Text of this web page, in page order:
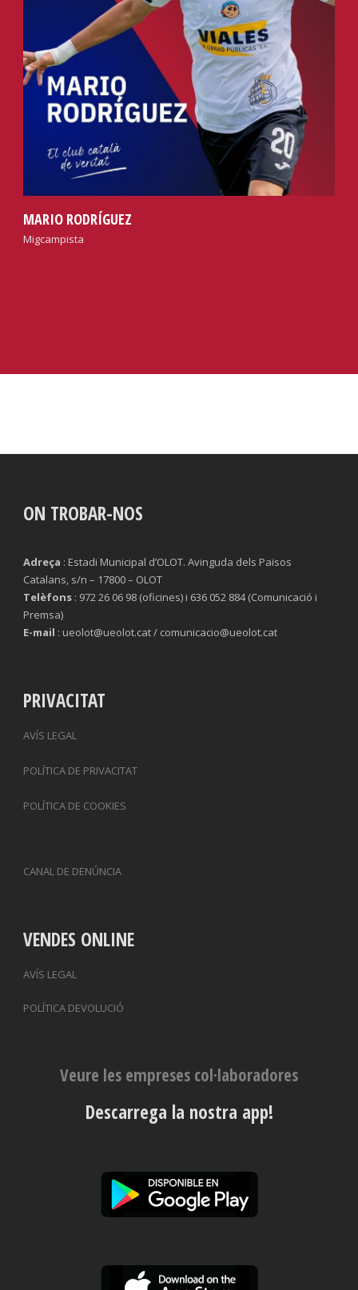
MARIO RODRÍGUEZ
Migcampista
ON TROBAR-NOS
Adreça : Estadi Municipal d’OLOT. Avinguda dels Països
Catalans, s/n – 17800 – OLOT
Telèfons : 972 26 06 98 (oficines) i 636 052 884 (Comunicació i
Premsa)
E-mail : ueolot@ueolot.cat / comunicacio@ueolot.cat
PRIVACITAT
AVÍS LEGAL
POLÍTICA DE PRIVACITAT
POLÍTICA DE COOKIES
CANAL DE DENÚNCIA
VENDES ONLINE
AVÍS LEGAL
POLÍTICA DEVOLUCIÓ
Veure les empreses col·laboradores
Descarrega la nostra app!